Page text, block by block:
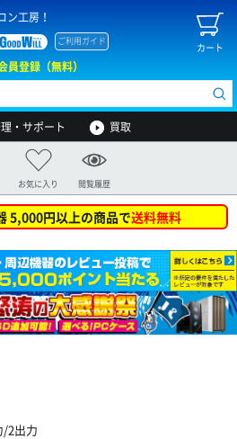
ン工房！
カート
ご利用ガイド
員登録（無料）
・サポート 買取
お気に入り 閲覧履歴
5,000円以上の商品で送料無料
/2出力